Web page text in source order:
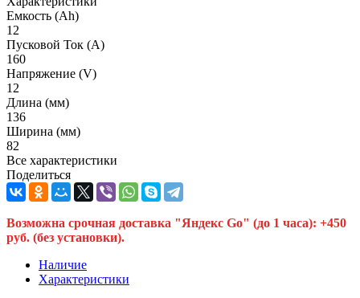
Емкость (Ah)
12
Пусковой Ток (A)
160
Напряжение (V)
12
Длина (мм)
136
Ширина (мм)
82
Все характеристики
Поделиться
Возможна срочная доставка "Яндекс Go" (до 1 часа): +450
руб. (без установки).
Наличие
Характеристики